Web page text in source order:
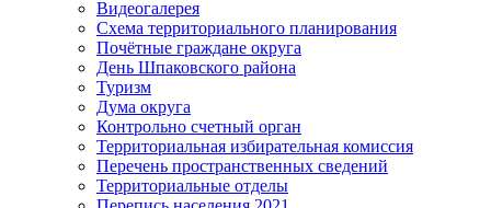
Видеогалерея
Схема территориального планирования
Почётные граждане округа
День Шпаковского района
Туризм
Дума округа
Контрольно счетный орган
Территориальная избирательная комиссия
Перечень пространственных сведений
Территориальные отделы